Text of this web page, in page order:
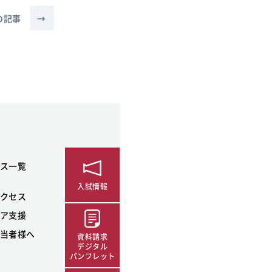
記事 →
一覧
セス
支援
者様へ
入試情報
資料請求
デジタル
パンフレット